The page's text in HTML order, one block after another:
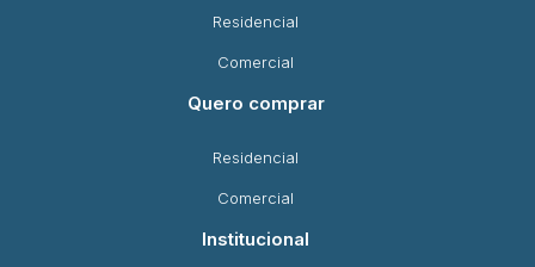
Residencial
Comercial
Quero comprar
Residencial
Comercial
Institucional